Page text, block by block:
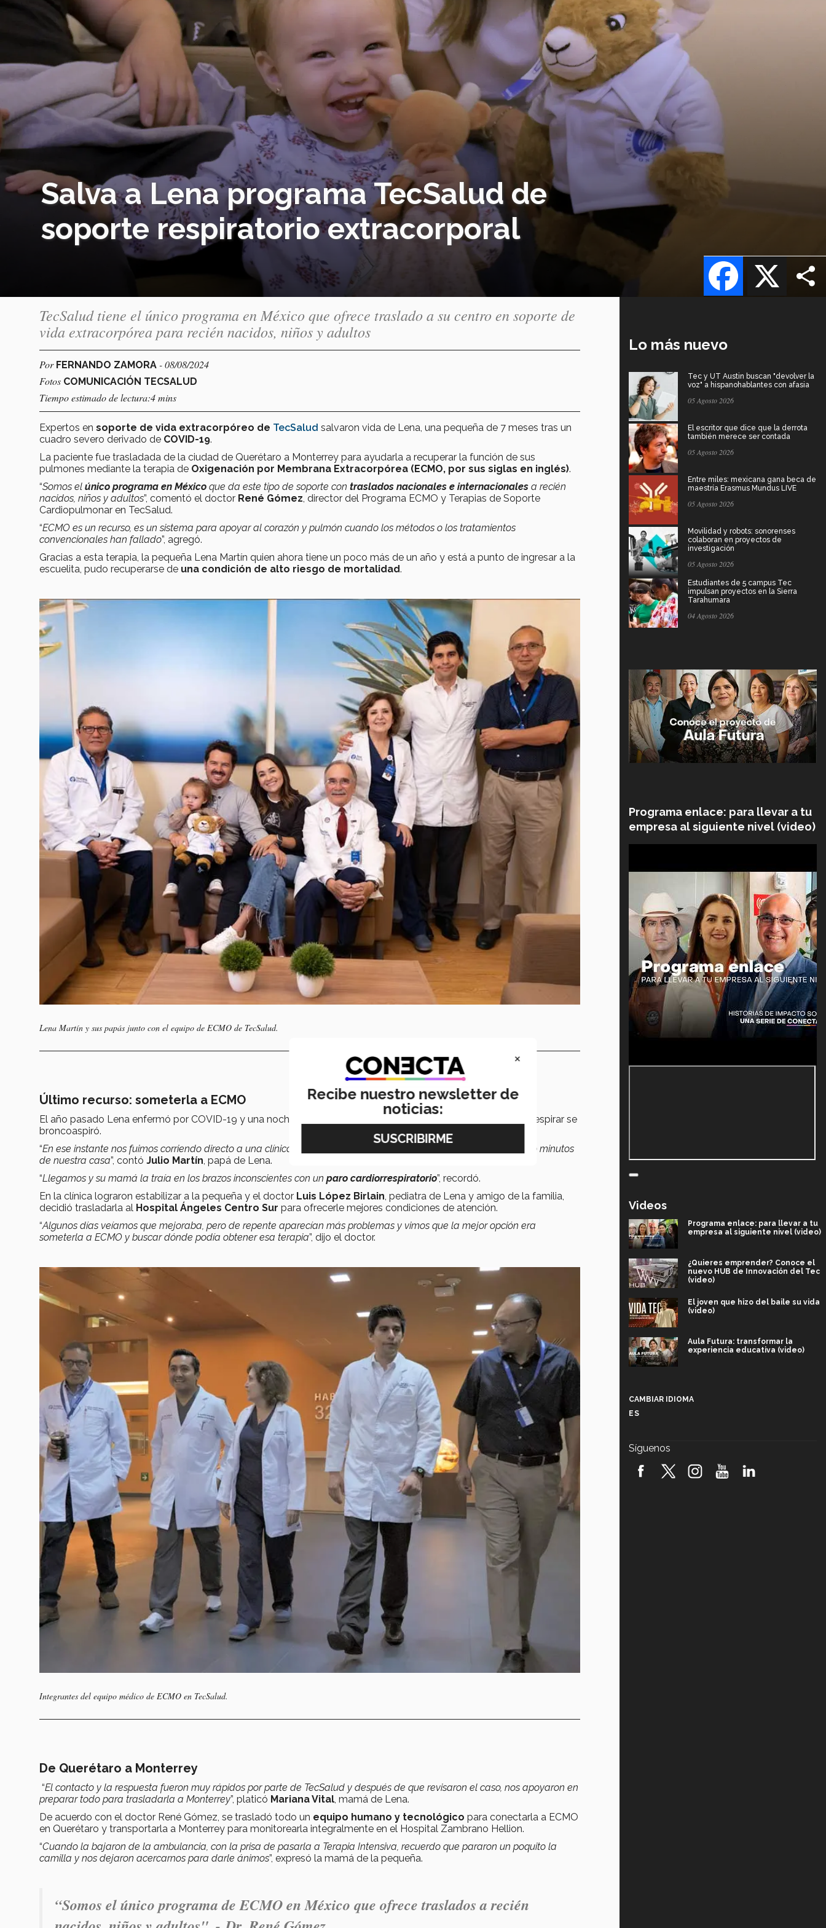
Salva a Lena programa TecSalud de
soporte respiratorio extracorporal
X
Facebook
TecSalud tiene el único programa en México que ofrece traslado a su centro en soporte de
vida extracorpórea para recién nacidos, niños y adultos
Por FERNANDO ZAMORA - 08/08/2024
Fotos COMUNICACIÓN TECSALUD
Tiempo estimado de lectura:4 mins
Expertos en soporte de vida extracorpóreo de TecSalud salvaron vida de Lena, una pequeña de 7 meses tras un
cuadro severo derivado de COVID-19.
La paciente fue trasladada de la ciudad de Querétaro a Monterrey para ayudarla a recuperar la función de sus
pulmones mediante la terapia de Oxigenación por Membrana Extracorpórea (ECMO, por sus siglas en inglés).
“Somos el único programa en México que da este tipo de soporte con traslados nacionales e internacionales a recién
nacidos, niños y adultos”, comentó el doctor René Gómez , director del Programa ECMO y Terapias de Soporte
Cardiopulmonar en TecSalud.
“ECMO es un recurso, es un sistema para apoyar al corazón y pulmón cuando los métodos o los tratamientos
convencionales han fallado”, agregó.
Gracias a esta terapia, la pequeña Lena Martín quien ahora tiene un poco más de un año y está a punto de ingresar a la
escuelita, pudo recuperarse de una condición de alto riesgo de mortalidad.
Lena Martín y sus papás junto con el equipo de ECMO de TecSalud.
Último recurso: someterla a ECMO
El año pasado Lena enfermó por COVID-19 y una noche tuvo un ataque de tos, vomitó y al intentar volver a respirar se
broncoaspiró.
“En ese instante nos fuimos corriendo directo a una clínica de primeros auxilios que afortunadamente está a cinco minutos
de nuestra casa”, contó Julio Martín , papá de Lena.
“Llegamos y su mamá la traía en los brazos inconscientes con un paro cardiorrespiratorio”, recordó.
En la clínica lograron estabilizar a la pequeña y el doctor Luis López Birlain , pediatra de Lena y amigo de la familia,
decidió trasladarla al Hospital Ángeles Centro Sur para ofrecerle mejores condiciones de atención.
“Algunos días veíamos que mejoraba, pero de repente aparecían más problemas y vimos que la mejor opción era
someterla a ECMO y buscar dónde podía obtener esa terapia”, dijo el doctor.
Integrantes del equipo médico de ECMO en TecSalud.
De Querétaro a Monterrey
“El contacto y la respuesta fueron muy rápidos por parte de TecSalud y después de que revisaron el caso, nos apoyaron en
preparar todo para trasladarla a Monterrey”, platicó Mariana Vital , mamá de Lena.
De acuerdo con el doctor René Gómez, se trasladó todo un equipo humano y tecnológico para conectarla a ECMO
en Querétaro y transportarla a Monterrey para monitorearla integralmente en el Hospital Zambrano Hellion.
“Cuando la bajaron de la ambulancia, con la prisa de pasarla a Terapia Intensiva, recuerdo que pararon un poquito la
camilla y nos dejaron acercarnos para darle ánimos”, expresó la mamá de la pequeña.
“Somos el único programa de ECMO en México que ofrece traslados a recién
Lo más nuevo
Tec y UT Austin buscan "devolver la
voz" a hispanohablantes con afasia
05 Agosto 2026
El escritor que dice que la derrota
también merece ser contada
05 Agosto 2026
Entre miles: mexicana gana beca de
maestría Erasmus Mundus LIVE
05 Agosto 2026
Movilidad y robots: sonorenses
colaboran en proyectos de
investigación
05 Agosto 2026
Estudiantes de 5 campus Tec
impulsan proyectos en la Sierra
Tarahumara
04 Agosto 2026
Programa enlace: para llevar a tu
empresa al siguiente nivel (video)
Videos
Programa enlace: para llevar a tu
empresa al siguiente nivel (video)
¿Quieres emprender? Conoce el
nuevo HUB de Innovación del Tec
(video)
El joven que hizo del baile su vida
(video)
Aula Futura: transformar la
experiencia educativa (video)
robótica FIRST 2026! (video)
CAMBIAR IDIOMA
ES
Síguenos
×
Recibe nuestro newsletter de
noticias: